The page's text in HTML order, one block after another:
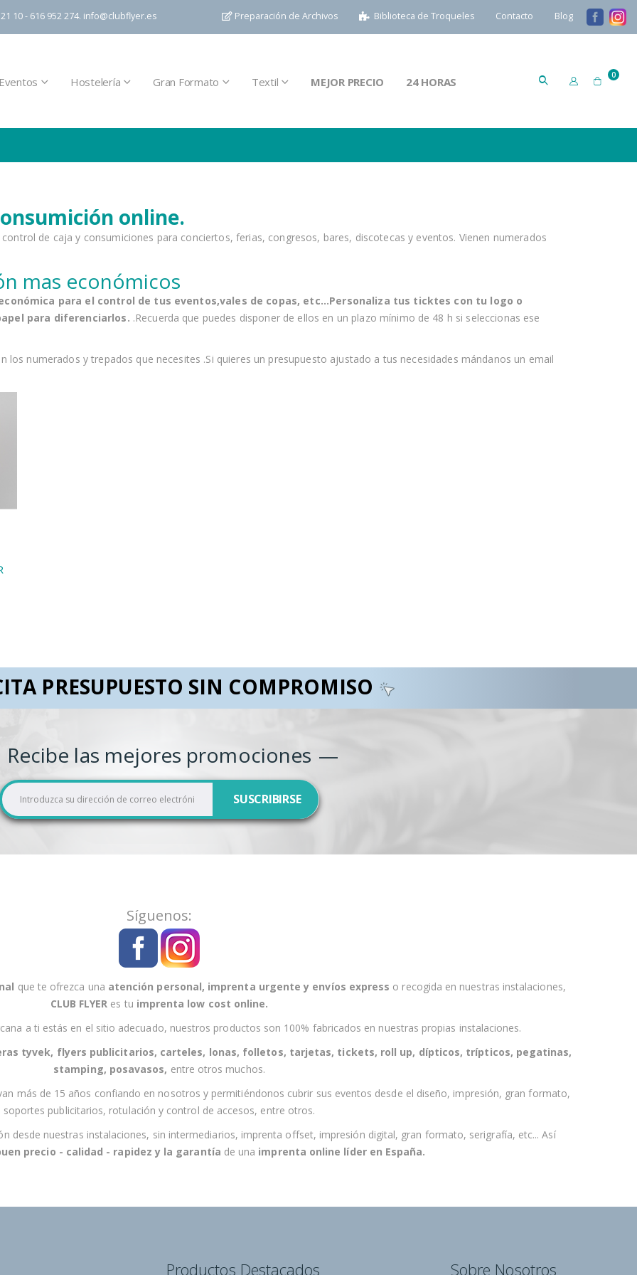
10 - 616 952 274. info@clubflyer.es Preparación de Archivos Biblioteca de Troqueles Contacto Blog
Hostelería Gran Formato Textil MEJOR PRECIO 24 HORAS Cart
0
online.
de caja y consumiciones para conciertos, ferias, congresos, bares, discotecas y eventos. Vienen numerados
mas económicos
para el control de tus eventos,vales de copas, etc...Personaliza tus ticktes con tu logo o
para diferenciarlos. .Recuerda que puedes disponer de ellos en un plazo mínimo de 48 h si seleccionas ese
los numerados y trepados que necesites .Si quieres un presupuesto ajustado a tus necesidades mándanos un email
PRESUPUESTO SIN COMPROMISO
Recibe las mejores promociones
SUSCRIBIRSE
Síguenos:
que te ofrezca una atención personal, imprenta urgente y envíos express o recogida en nuestras instalaciones,
CLUB FLYER es tu imprenta low cost online.
a ti estás en el sitio adecuado, nuestros productos son 100% fabricados en nuestras propias instalaciones.
tyvek, flyers publicitarios, carteles, lonas, folletos, tarjetas, tickets, roll up, dípticos, trípticos, pegatinas,
stamping, posavasos, entre otros muchos.
más de 15 años confiando en nosotros y permitiéndonos cubrir sus eventos desde el diseño, impresión, gran formato,
soportes publicitarios, rotulación y control de accesos, entre otros.
desde nuestras instalaciones, sin intermediarios, imprenta offset, impresión digital, gran formato, serigrafía, etc... Así
precio - calidad - rapidezy la garantía de una imprenta online líder en España.
Productos Destacados Sobre Nosotros